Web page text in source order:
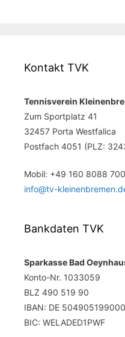
Kontakt TVK
Tennisverein
Zum Sportplatz 41
32457 Porta Westfalica
Postfach 4051 (PLZ:
Mobil: +49 160 8088 700
info@tv-
Bankdaten TVK
Sparkasse Bad
Konto-Nr. 1033059
BLZ 490 519 90
IBAN: DE
BIC: WELADED1PWF